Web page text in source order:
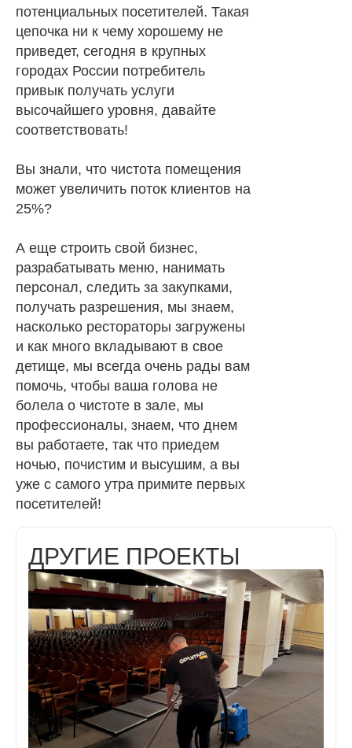
потенциальных посетителей. Такая
цепочка ни к чему хорошему не
приведет, сегодня в крупных
городах России потребитель
привык получать услуги
высочайшего уровня, давайте
соответствовать!
Вы знали, что чистота помещения
может увеличить поток клиентов на
25%?
А еще строить свой бизнес,
разрабатывать меню, нанимать
персонал, следить за закупками,
получать разрешения, мы знаем,
насколько рестораторы загружены
и как много вкладывают в свое
детище, мы всегда очень рады вам
помочь, чтобы ваша голова не
болела о чистоте в зале, мы
профессионалы, знаем, что днем
вы работаете, так что приедем
ночью, почистим и высушим, а вы
уже с самого утра примите первых
посетителей!
ДРУГИЕ ПРОЕКТЫ